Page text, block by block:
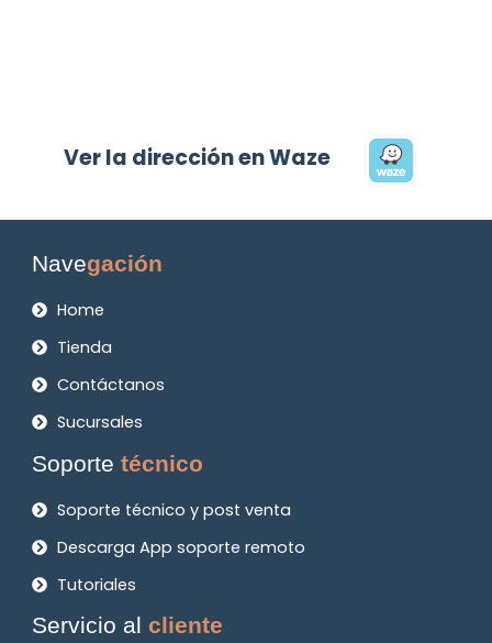
Ver la dirección en Waze
Navegación
Home
Tienda
Contáctanos
Sucursales
Soportetécnico
Soporte técnico y post venta
Descarga App soporte remoto
Tutoriales
Servicio alcliente